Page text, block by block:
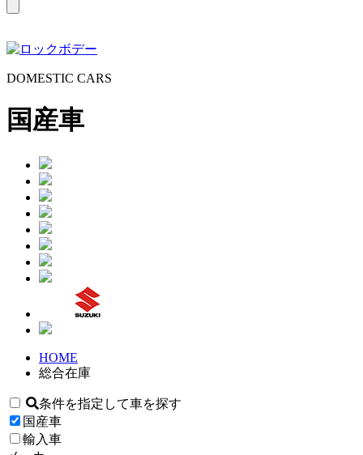
DOMESTIC CARS
国産車
HOME
総合在庫
条件を指定して車を探す
国産車
輸入車